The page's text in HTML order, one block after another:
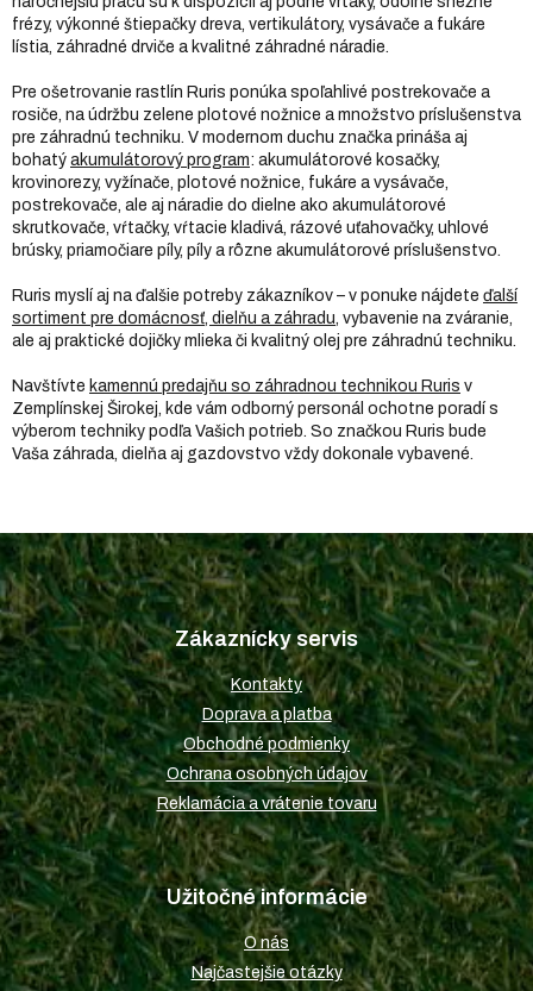
frézy, výkonné štiepačky dreva, vertikulátory, vysávače a fukáre
lístia, záhradné drviče a kvalitné záhradné náradie.
Pre ošetrovanie rastlín Ruris ponúka spoľahlivé postrekovače a
rosiče, na údržbu zelene plotové nožnice a množstvo príslušenstva
pre záhradnú techniku. V modernom duchu značka prináša aj
bohatý akumulátorový program: akumulátorové kosačky,
krovinorezy, vyžínače, plotové nožnice, fukáre a vysávače,
postrekovače, ale aj náradie do dielne ako akumulátorové
skrutkovače, vŕtačky, vŕtacie kladivá, rázové uťahovačky, uhlové
brúsky, priamočiare píly, píly a rôzne akumulátorové príslušenstvo.
Ruris myslí aj na ďalšie potreby zákazníkov – v ponuke nájdete ďalší
sortiment pre domácnosť, dielňu a záhradu , vybavenie na zváranie,
ale aj praktické dojičky mlieka či kvalitný olej pre záhradnú techniku.
Navštívte kamennú predajňu so záhradnou technikou Ruris v
Zemplínskej Širokej, kde vám odborný personál ochotne poradí s
výberom techniky podľa Vašich potrieb. So značkou Ruris bude
Vaša záhrada, dielňa aj gazdovstvo vždy dokonale vybavené.
Z
á
p
ä
t
i
e
Zákaznícky servis
Kontakty
Doprava a platba
Obchodné podmienky
Ochrana osobných údajov
Reklamácia a vrátenie tovaru
Užitočné informácie
O nás
Najčastejšie otázky